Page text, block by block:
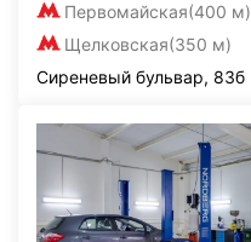
Первомайская(400 м)
Щелковская(350 м)
Сиреневый бульвар, 83б